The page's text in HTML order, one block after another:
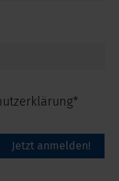
Jetzt anmelden!